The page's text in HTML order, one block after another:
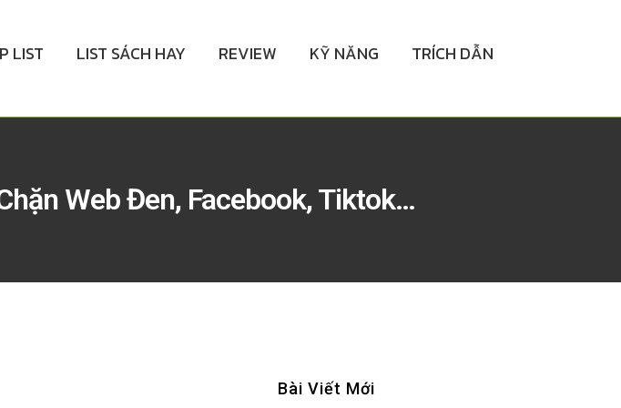
LIST LIST SÁCH HAY REVIEW KỸ NĂNG TRÍCH DẪN
Web Đen, Facebook, Tiktok…
Bài Viết Mới